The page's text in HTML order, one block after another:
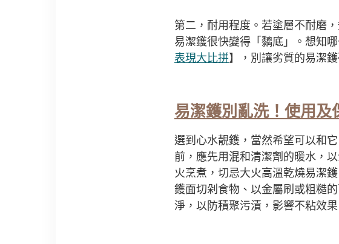
第二，耐用程度。若塗層不耐磨
易潔鑊很快變得「黐底」。想知
表現大比拼】，別讓劣質的易潔
易潔鑊別亂洗！ 使用及
選到心水靚鑊，當然希望可以和
前，應先用混和清潔劑的暖水，
火烹煮，切忌大火高溫乾燒易潔
鑊面切剁食物、以金屬刷或粗糙
淨，以防積聚污漬，影響不粘效果